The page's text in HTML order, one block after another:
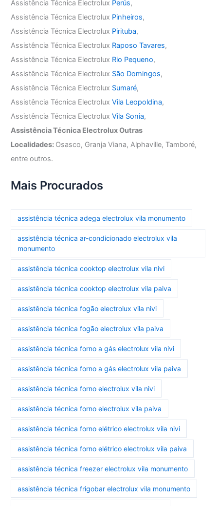
Assistência Técnica Electrolux Perús,
Assistência Técnica Electrolux Pinheiros,
Assistência Técnica Electrolux Pirituba,
Assistência Técnica Electrolux Raposo Tavares,
Assistência Técnica Electrolux Rio Pequeno,
Assistência Técnica Electrolux São Domingos,
Assistência Técnica Electrolux Sumaré,
Assistência Técnica ElectroluxVila Leopoldina,
Assistência Técnica ElectroluxVila Sonia,
Assistência Técnica Electrolux Outras
Localidades: Osasco, Granja Viana, Alphaville, Tamboré,
entre outros.
Mais Procurados
assistência técnica adega electrolux vila monumento
assistência técnica ar-condicionado electrolux vila
monumento
assistência técnica cooktop electrolux vila nivi
assistência técnica cooktop electrolux vila paiva
assistência técnica fogão electrolux vila nivi
assistência técnica fogão electrolux vila paiva
assistência técnica forno a gás electrolux vila nivi
assistência técnica forno a gás electrolux vila paiva
assistência técnica forno electrolux vila nivi
assistência técnica forno electrolux vila paiva
assistência técnica forno elétrico electrolux vila nivi
assistência técnica forno elétrico electrolux vila paiva
assistência técnica freezer electrolux vila monumento
assistência técnica frigobar electrolux vila monumento